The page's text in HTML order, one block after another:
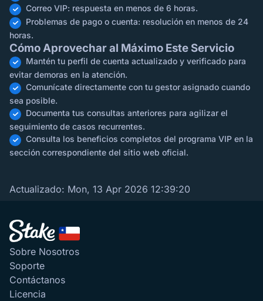
Correo VIP: respuesta en menos de 6 horas.
Problemas de pago o cuenta: resolución en menos de 24
horas.
Cómo Aprovechar al Máximo Este Servicio
Mantén tu perfil de cuenta actualizado y verificado para
evitar demoras en la atención.
Comunícate directamente con tu gestor asignado cuando
sea posible.
Documenta tus consultas anteriores para agilizar el
seguimiento de casos recurrentes.
Consulta los beneficios completos del programa VIP en la
sección correspondiente del sitio web oficial.
Actualizado: Mon, 13 Apr 2026 12:39:20
Sobre Nosotros
Soporte
Contáctanos
Licencia